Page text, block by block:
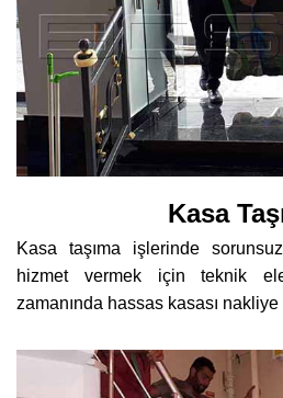
Kasa
Kasa taşıma işlerinde
hizmet vermek için teknik
zamanında hassas kasası nakliye